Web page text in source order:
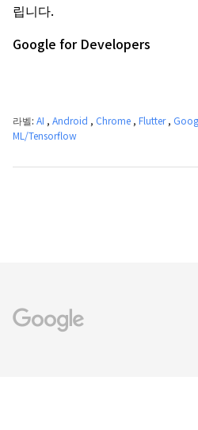
립니다.
Google for Developers
라벨: AI , Android , Chrome , Flutter,
ML/Tensorflow